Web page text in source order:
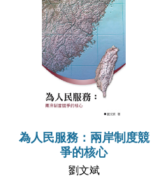
為人民服務：兩岸制度競
爭的核心
劉文斌